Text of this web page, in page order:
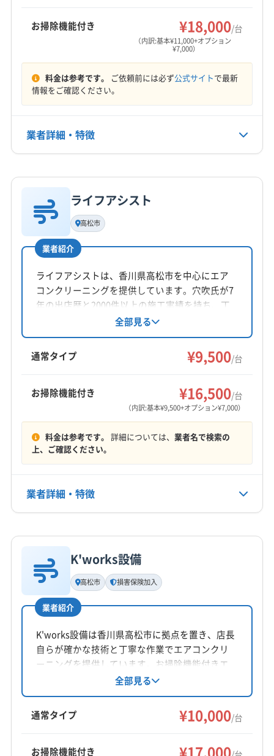
定休日
なし
080-5879-2337
お掃除機能付き ¥18,000/台
（内訳:基本¥11,000+オプション
¥7,000）
料金は参考です。 ご依頼前には必ず公式サイトで最新
情報をご確認ください。
業者詳細・特徴
基本情報
代表者名
高原尚男
所在地
徳島県徳島市
対応地域
吉野川市 小松島市
鳴門市
三好郡東みよし町 勝浦郡勝浦町
勝浦郡上勝町
那賀郡那賀町
板野郡上板町
美馬郡つるぎ町
名西郡石井町
(香川県) 東かがわ市
8:00〜17:00
定休日
電話番号
公式HP
公式サイトを見る
ライフアシスト
高松市
業者紹介
ライフアシストは、香川県高松市を中心にエア
コンクリーニングを提供しています。穴吹氏が7
年の出店歴と2000件以上の施工実績を持ち、丁
寧な作業と消臭・抗菌コート無料サービスが特
徴です。複数台割引やオプションも充実。9時か
ら18時まで年中無休で対応します。
全部見る
通常タイプ ¥9,500/台
お掃除機能付き ¥16,500/台
（内訳:基本¥9,500+オプション¥7,000）
料金は参考です。 詳細については、 業者名で検索の
上、ご確認ください。
業者詳細・特徴
基本情報
代表者名
穴吹英樹
所在地
香川県高松市太田上町73-10
対応地域
徳島市 美馬市
板野郡松茂町
板野郡上板町
板野郡板野町
板野郡北島町
名西郡石井町
(香川県) 綾歌郡宇多津町
(香川県) 高松市
K'works設備
高松市 損害保険加入
業者紹介
K'works設備は香川県高松市に拠点を置き、店長
自らが確かな技術と丁寧な作業でエアコンクリ
ーニングを提供しています。お掃除機能付きエ
アコンにも対応し、高圧洗浄機で頑固な汚れを
除去。損害保険加入済みです。土日祝日も対応
可能です。
全部見る
通常タイプ ¥10,000/台
お掃除機能付き ¥17,000